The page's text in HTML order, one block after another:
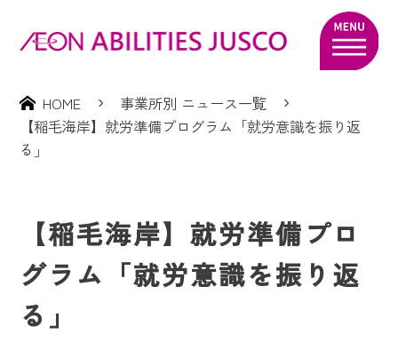
HOME
事業所別 ニュース一覧
【稲毛海岸】就労準備プログラム「就労意識を振り返
る」
【稲毛海岸】就労準備プロ
グラム「就労意識を振り返
る」